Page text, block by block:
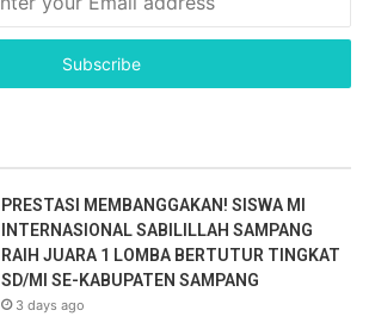
PRESTASI MEMBANGGAKAN! SISWA MI
INTERNASIONAL SABILILLAH SAMPANG
RAIH JUARA 1 LOMBA BERTUTUR TINGKAT
SD/MI SE-KABUPATEN SAMPANG
3 days ago